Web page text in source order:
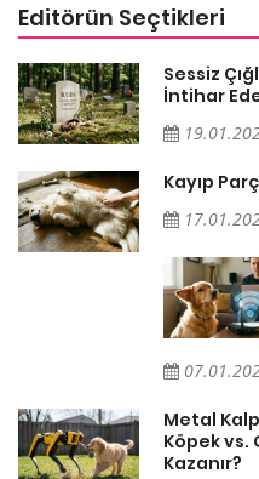
Editörün Seçtikleri
Sessiz
İntihar
Kayıp
Metal
Köpek vs.
Kazanır?